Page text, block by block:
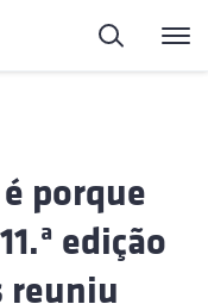
Pesquisa
porque
edição
reuniu